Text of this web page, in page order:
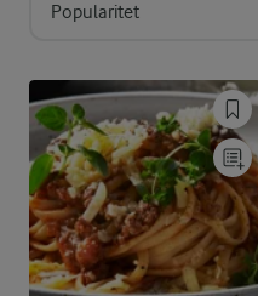
Popularitet